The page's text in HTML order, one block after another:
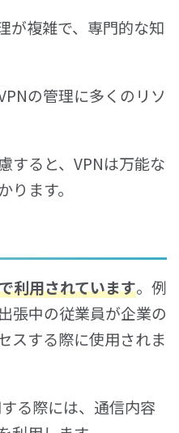
が複雑で、専門的な知
の管理に多くのリソ
すると、VPNは万能な
ます。
利用されています。例
張中の従業員が企業の
スする際に使用されま
る際には、通信内容